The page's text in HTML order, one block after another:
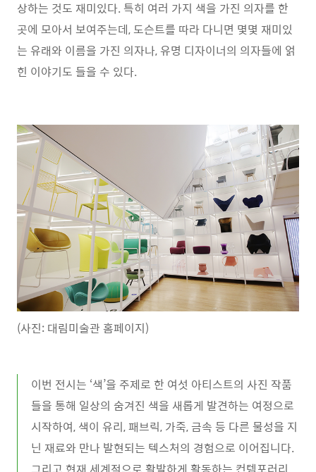
상하는 것도 재미있다. 특히 여러 가지 색을 가진 의자를 한
곳에 모아서 보여주는데, 도슨트를 따라 다니면 몇몇 재미있
는 유래와 이름을 가진 의자나, 유명 디자이너의 의자들에 얽
힌 이야기도 들을 수 있다.
(사진: 대림미술관 홈페이지)
이번 전시는 ‘색’을 주제로 한 여섯 아티스트의 사진 작품
들을 통해 일상의 숨겨진 색을 새롭게 발견하는 여정으로
시작하여, 색이 유리, 패브릭, 가죽, 금속 등 다른 물성을 지
닌 재료와 만나 발현되는 텍스처의 경험으로 이어집니다.